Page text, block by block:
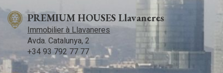
PREMIUM HOUSES Llavaneres
Immobilier à Llavaneres
Avda. Catalunya, 2
+34 93 792 77 77